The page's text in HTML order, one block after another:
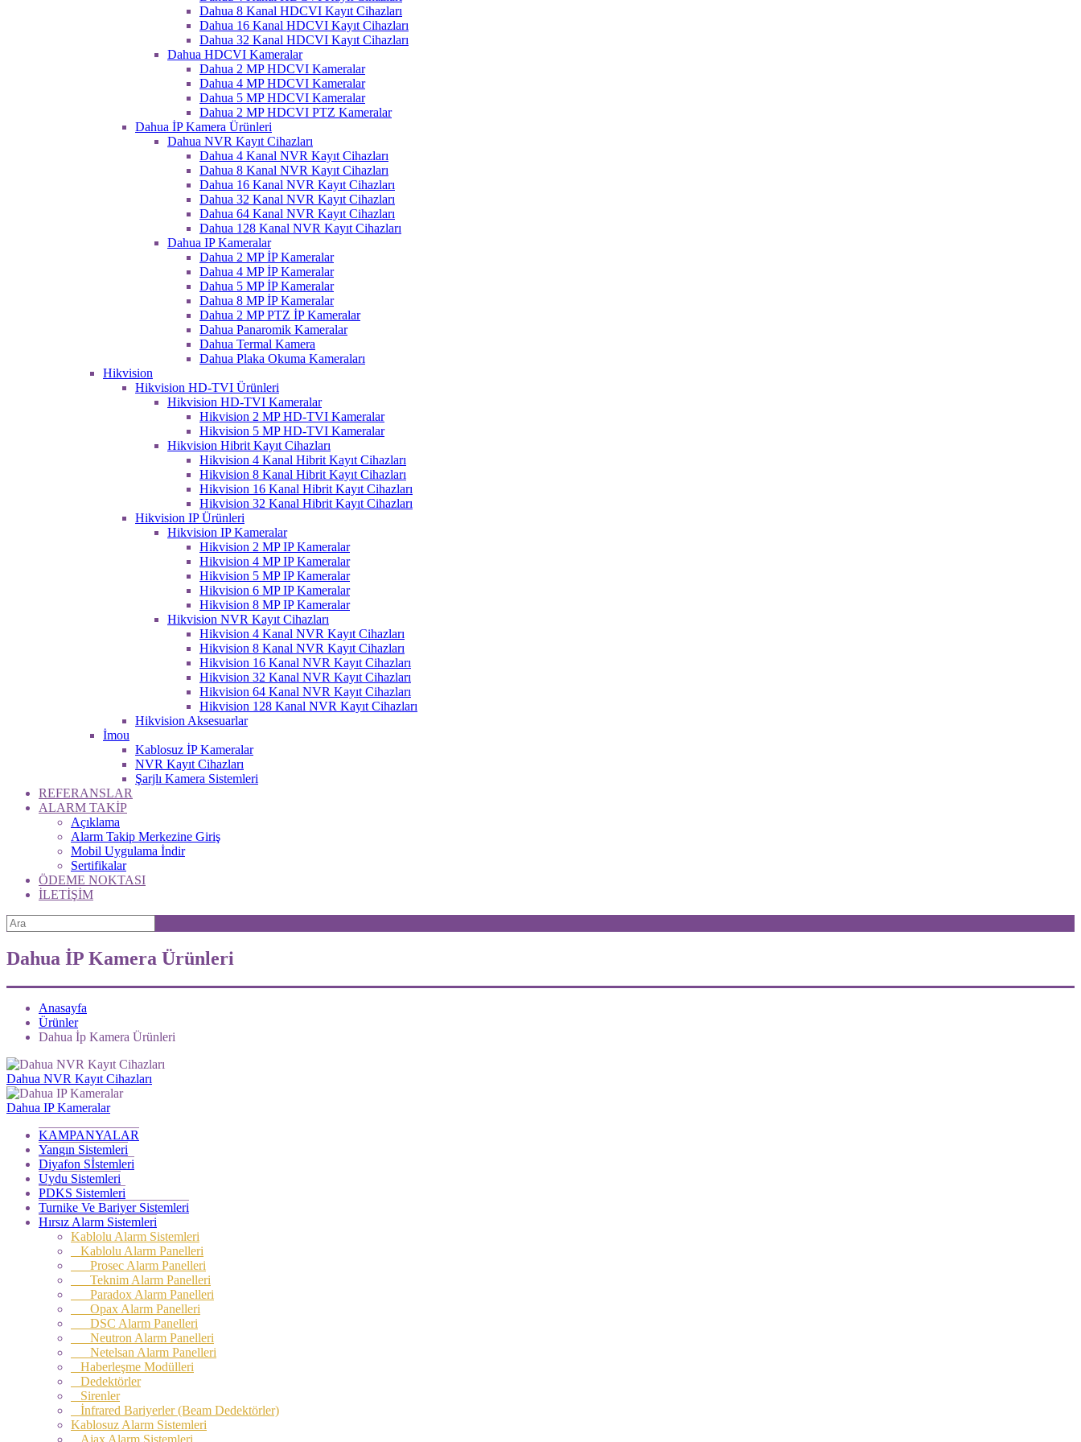
Dahua 8 Kanal HDCVI Kayıt Cihazları
Dahua 16 Kanal HDCVI Kayıt Cihazları
Dahua 32 Kanal HDCVI Kayıt Cihazları
Dahua HDCVI Kameralar
Dahua 2 MP HDCVI Kameralar
Dahua 4 MP HDCVI Kameralar
Dahua 5 MP HDCVI Kameralar
Dahua 2 MP HDCVI PTZ Kameralar
Dahua İP Kamera Ürünleri
Dahua NVR Kayıt Cihazları
Dahua 4 Kanal NVR Kayıt Cihazları
Dahua 8 Kanal NVR Kayıt Cihazları
Dahua 16 Kanal NVR Kayıt Cihazları
Dahua 32 Kanal NVR Kayıt Cihazları
Dahua 64 Kanal NVR Kayıt Cihazları
Dahua 128 Kanal NVR Kayıt Cihazları
Dahua IP Kameralar
Dahua 2 MP İP Kameralar
Dahua 4 MP İP Kameralar
Dahua 5 MP İP Kameralar
Dahua 8 MP İP Kameralar
Dahua 2 MP PTZ İP Kameralar
Dahua Panaromik Kameralar
Dahua Termal Kamera
Dahua Plaka Okuma Kameraları
Hikvision
Hikvision HD-TVI Ürünleri
Hikvision HD-TVI Kameralar
Hikvision 2 MP HD-TVI Kameralar
Hikvision 5 MP HD-TVI Kameralar
Hikvision Hibrit Kayıt Cihazları
Hikvision 4 Kanal Hibrit Kayıt Cihazları
Hikvision 8 Kanal Hibrit Kayıt Cihazları
Hikvision 16 Kanal Hibrit Kayıt Cihazları
Hikvision 32 Kanal Hibrit Kayıt Cihazları
Hikvision IP Ürünleri
Hikvision IP Kameralar
Hikvision 2 MP IP Kameralar
Hikvision 4 MP IP Kameralar
Hikvision 5 MP IP Kameralar
Hikvision 6 MP IP Kameralar
Hikvision 8 MP IP Kameralar
Hikvision NVR Kayıt Cihazları
Hikvision 4 Kanal NVR Kayıt Cihazları
Hikvision 8 Kanal NVR Kayıt Cihazları
Hikvision 16 Kanal NVR Kayıt Cihazları
Hikvision 32 Kanal NVR Kayıt Cihazları
Hikvision 64 Kanal NVR Kayıt Cihazları
Hikvision 128 Kanal NVR Kayıt Cihazları
Hikvision Aksesuarlar
İmou
Kablosuz İP Kameralar
NVR Kayıt Cihazları
Şarjlı Kamera Sistemleri
REFERANSLAR
ALARM TAKİP
Açıklama
Alarm Takip Merkezine Giriş
Mobil Uygulama İndir
Sertifikalar
ÖDEME NOKTASI
İLETİŞİM
Dahua İP Kamera Ürünleri
Anasayfa
Ürünler
Dahua İp Kamera Ürünleri
Dahua NVR Kayıt Cihazları
Dahua IP Kameralar
KAMPANYALAR
Yangın Sistemleri
Diyafon Sİstemleri
Uydu Sistemleri
PDKS Sistemleri
Turnike Ve Bariyer Sistemleri
Hırsız Alarm Sistemleri
Kablolu Alarm Sistemleri
Kablolu Alarm Panelleri
Prosec Alarm Panelleri
Teknim Alarm Panelleri
Paradox Alarm Panelleri
Opax Alarm Panelleri
DSC Alarm Panelleri
Neutron Alarm Panelleri
Netelsan Alarm Panelleri
Haberleşme Modülleri
Dedektörler
Sirenler
İnfrared Bariyerler (Beam Dedektörler)
Kablosuz Alarm Sistemleri
Ajax Alarm Sistemleri